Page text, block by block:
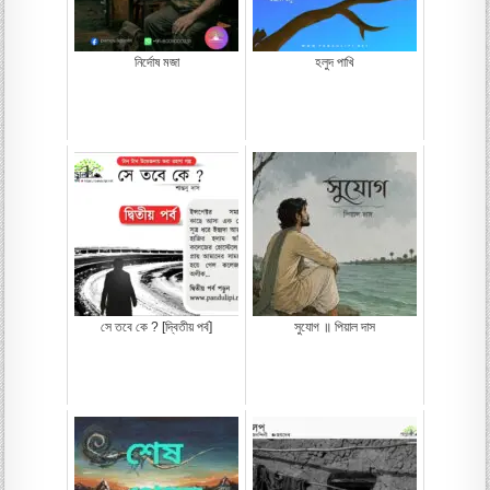
নির্দোষ মজা হলুদ পাখি
সে তবে কে ? [দ্বিতীয় পর্ব] সুযোগ ॥ পিয়াল দাস